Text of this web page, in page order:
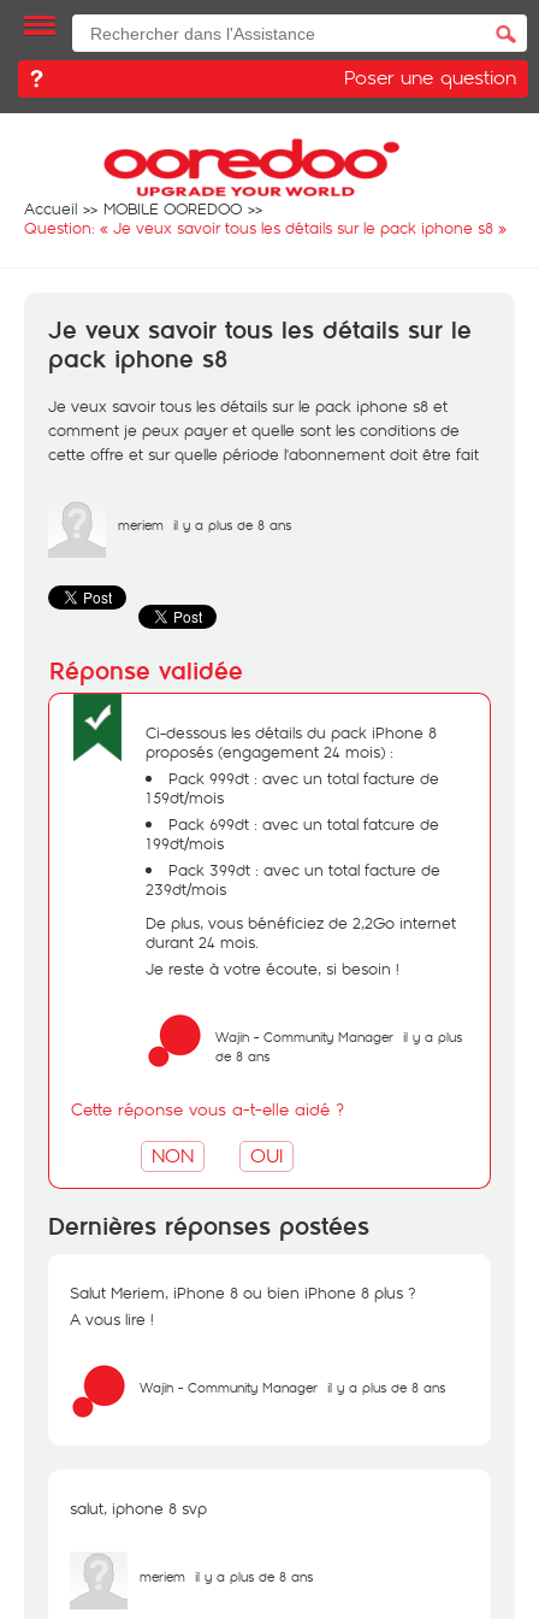
Poser une question
Accueil
MOBILE OOREDOO
Question: « Je veux savoir tous les détails sur le pack iphone s8 »
Je veux savoir tous les détails sur le
pack iphone s8
Je veux savoir tous les détails sur le pack iphone s8 et
comment je peux payer et quelle sont les conditions de
cette offre et sur quelle période l'abonnement doit être fait
meriem il y a plus de 8 ans
Ci-dessous les détails du pack iPhone 8
proposés (engagement 24 mois) :
Pack 999dt : avec un total facture de
159dt/mois
Pack 699dt : avec un total fatcure de
199dt/mois
Pack 399dt : avec un total facture de
239dt/mois
De plus, vous bénéficiez de 2,2Go internet
durant 24 mois.
Je reste à votre écoute, si besoin !
Wajih - Community Manager il y a plus
de 8 ans
Cette réponse vous a-t-elle aidé ?
NON OUI
Dernières réponses postées
Salut Meriem, iPhone 8 ou bien iPhone 8 plus ?
A vous lire !
Wajih - Community Manager il y a plus de 8 ans
salut, iphone 8 svp
meriem il y a plus de 8 ans